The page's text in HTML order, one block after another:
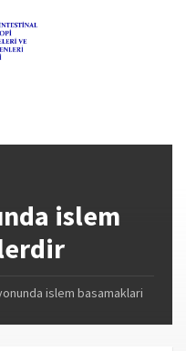
islem
islem basamaklari